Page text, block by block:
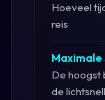
Hoeveel
reis
Maximale
De hoogst
de